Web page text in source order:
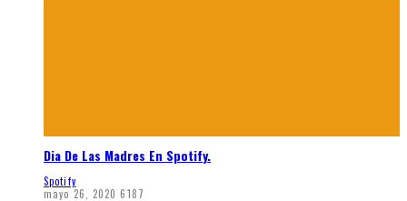
Dia De Las Madres En Spotify.
Spotify
mayo 26, 2020 6187